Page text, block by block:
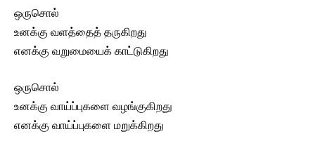
ஒருசொல்
உனக்கு வளத்தைத் தருகிறது
எனக்கு வறுமையைக் காட்டுகிறது
ஒருசொல்
உனக்கு வாய்ப்புகளை வழங்குகிறது
எனக்கு வாய்ப்புகளை மறுக்கிறது